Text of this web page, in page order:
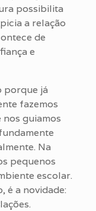
possibilita
a relação
de
e
porque já
fazemos
guiamos
Na
pequenos
escolar.
é a novidade: